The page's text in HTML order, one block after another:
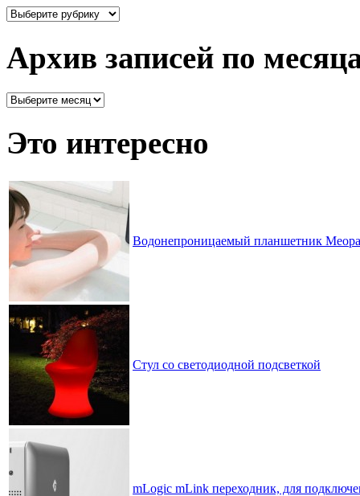
Здесь
Архив записей по
Архив
месяцам
Это интересно
Водонепроницаемый планшетник
Стул со светодиодной подсветкой
mLogic mLink переходник, для